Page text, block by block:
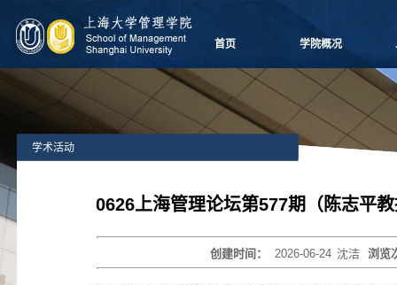
首页 学院概况
学院愿景
院长致辞
学院介绍
党群组织
学院制度
学院视频
学术活动
0626上海管理论坛第577期（陈志平
创建时间： 2026-06-24 沈洁 浏览